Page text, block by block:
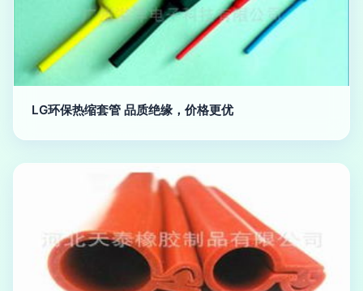
LG环保热缩套管 品质绝缘，价格更优